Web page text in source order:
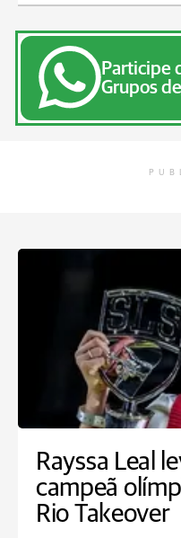
Participe
Grupos
Rayssa Leal
campeã
Rio Takeover